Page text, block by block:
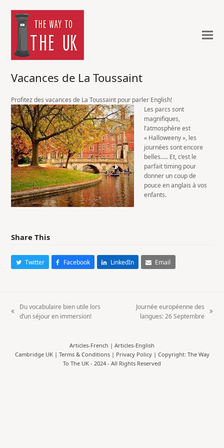
Vacances de La Toussaint
Profitez des vacances de La Toussaint pour parler English!
Les parcs sont
magnifiques,
l’atmosphère est
« Halloweeny », les
journées sont encore
belles….. Et, c’est le
parfait timing pour
donner un coup de
pouce en anglais à vos
enfants.
Share This
Twitter Facebook LinkedIn Email
previous
Du vocabulaire bien utile lors
d’un séjour en immersion!
Journée européenne des
langues: 26 Septembre
Articles-French | Articles-English
Cambridge UK | Terms & Conditions| Privacy Policy| Copyright: The Way
To The UK - 2024 - All Rights Reserved